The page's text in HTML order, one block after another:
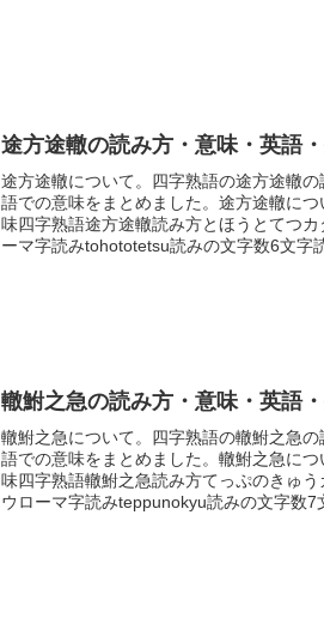
途方途轍の読み方・意味・英語
途方途轍について。四字熟語の途方途轍
語での意味をまとめました。途方途轍に
味四字熟語途方途轍読み方とほうとてつ
ーマ字読みtohototetsu読みの文字数6文字
轍鮒之急の読み方・意味・英語
轍鮒之急について。四字熟語の轍鮒之急
語での意味をまとめました。轍鮒之急に
味四字熟語轍鮒之急読み方てっぷのきゅ
ウローマ字読みteppunokyu読みの文字数7